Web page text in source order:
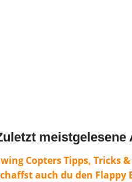
meistgelesene
Copters Tipps, Tricks
auch du den Flappy